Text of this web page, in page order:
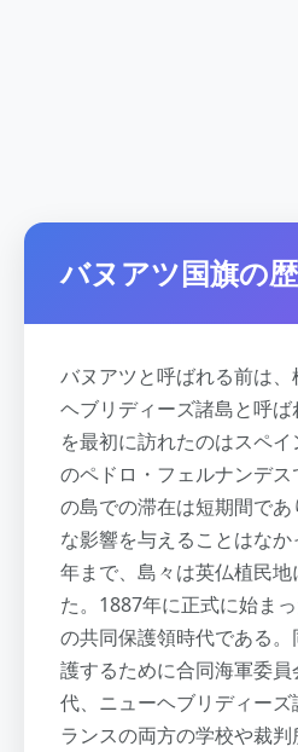
バヌアツ国旗の
バヌアツと呼ばれる前は
ヘブリディーズ諸島と呼
を最初に訪れたのはスペ
のペドロ・フェルナンデ
の島での滞在は短期間で
な影響を与えることはな
年まで、島々は英仏植民
た。1887年に正式に始ま
の共同保護領時代である
護するために合同海軍委
代、ニューヘブリディー
ランスの両方の学校や裁